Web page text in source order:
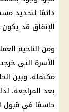
دائمًا لتحديد
الإنفاق قد
ومن الناحية
الأسرة التي
مكتملة، وبين
بعد المراجعة.
حاسمًا في قبول